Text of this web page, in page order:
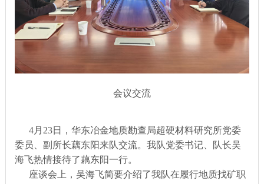
会议交流
4月23日，华东冶金地质勘查局超硬材料研究所党委
委员、副所长藕东阳来队交流。我队党委书记、队长吴
海飞热情接待了藕东阳一行。
座谈会上，吴海飞简要介绍了我队在履行地质找矿职